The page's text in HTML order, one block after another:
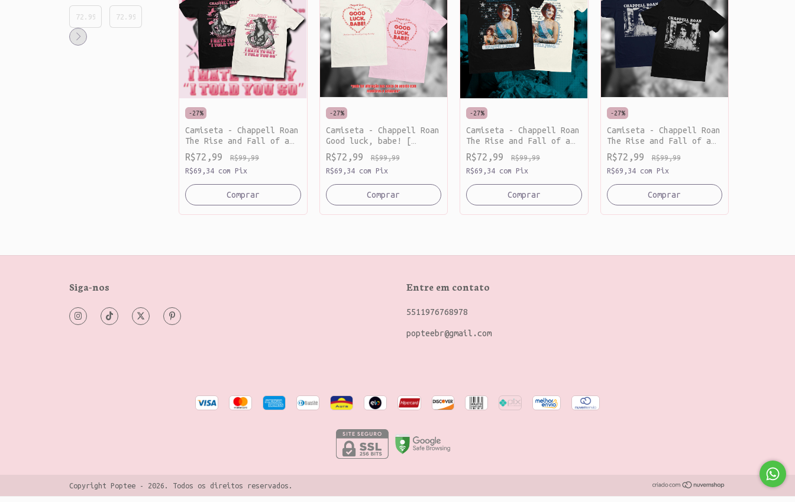
-27%
Camiseta - Chappell Roan
The Rise and Fall of a
Midwest Princess good
luck, babe! [ algodão ]
R$72,99
R$99,99
R$69,34 com Pix
Comprar
-27%
Camiseta - Chappell Roan
Good luck, babe! [
algodão ]
R$72,99
R$99,99
R$69,34 com Pix
Comprar
-27%
Camiseta - Chappell Roan
The Rise and Fall of a
Midwest Princess [
algodão ]
R$72,99
R$99,99
R$69,34 com Pix
Comprar
-27%
Camiseta - Chappell Roan
The Rise and Fall of a
Midwest Princess good
luck, babe! [ algodão ]
R$72,99
R$99,99
R$69,34 com Pix
Comprar
Siga-nos Entre em contato
5511976768978
popteebr@gmail.com
Copyright Poptee - 2026. Todos os direitos reservados.